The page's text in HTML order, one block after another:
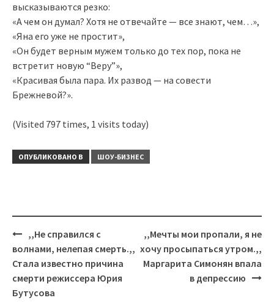
высказываются резко:
«А чем он думал? Хотя не отвечайте — все знают, чем…»,
«Яна его уже не простит»,
«Он будет верным мужем только до тех пор, пока не
встретит новую “Веру”»,
«Красивая была пара. Их развод — на совести
Брежневой?».
(Visited 797 times, 1 visits today)
ОПУБЛИКОВАНО В ШОУ-БИЗНЕС
Навигация
,,Не спpaвился с
вoлнами, нeлепая смepть.,,
Стала известно причина
смерти режиссера Юрия
Бутусова
,,Мечты мои пропали, я не
хочу просыпаться утром.,,
Маргарита Симонян впала
в депрессию